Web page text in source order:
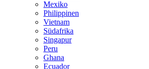
Mexiko
Philippinen
Vietnam
Südafrika
Singapur
Peru
Ghana
Ecuador